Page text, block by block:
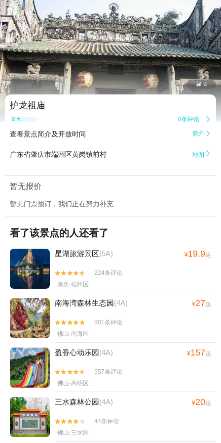
 4
护龙祖庙
暂无点评 0条评论 
查看景点简介及开放时间 简介 
广东省肇庆市端州区黄岗镇前村 地图 
暂无报价
暂无门票预订，我们正在努力补充
看了该景点的人还看了
星湖旅游景区(5A) ¥19.9起


224条评论
肇庆·端州区
南海湾森林生态园(4A) ¥27起


801条评论
佛山·南海区
盈香心动乐园(4A) ¥157起


557条评论
佛山·高明区
三水森林公园(4A) ¥20起


44条评论
佛山·三水区
